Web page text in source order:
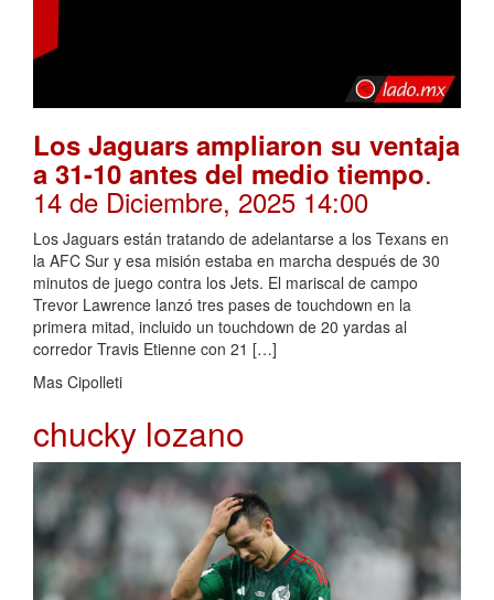
Los Jaguars ampliaron su ventaja
a 31-10 antes del medio tiempo.
14 de Diciembre, 2025 14:00
Los Jaguars están tratando de adelantarse a los Texans en
la AFC Sur y esa misión estaba en marcha después de 30
minutos de juego contra los Jets. El mariscal de campo
Trevor Lawrence lanzó tres pases de touchdown en la
primera mitad, incluido un touchdown de 20 yardas al
corredor Travis Etienne con 21 […]
Mas Cipolleti
chucky lozano